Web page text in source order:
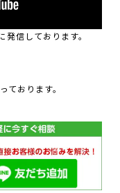
信しております。
ております。